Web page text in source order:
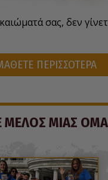
σας, δεν
ΠΕΡΙΣΣΟΤΕΡΑ
ΜΕΛΟΣ ΜΙΑΣ